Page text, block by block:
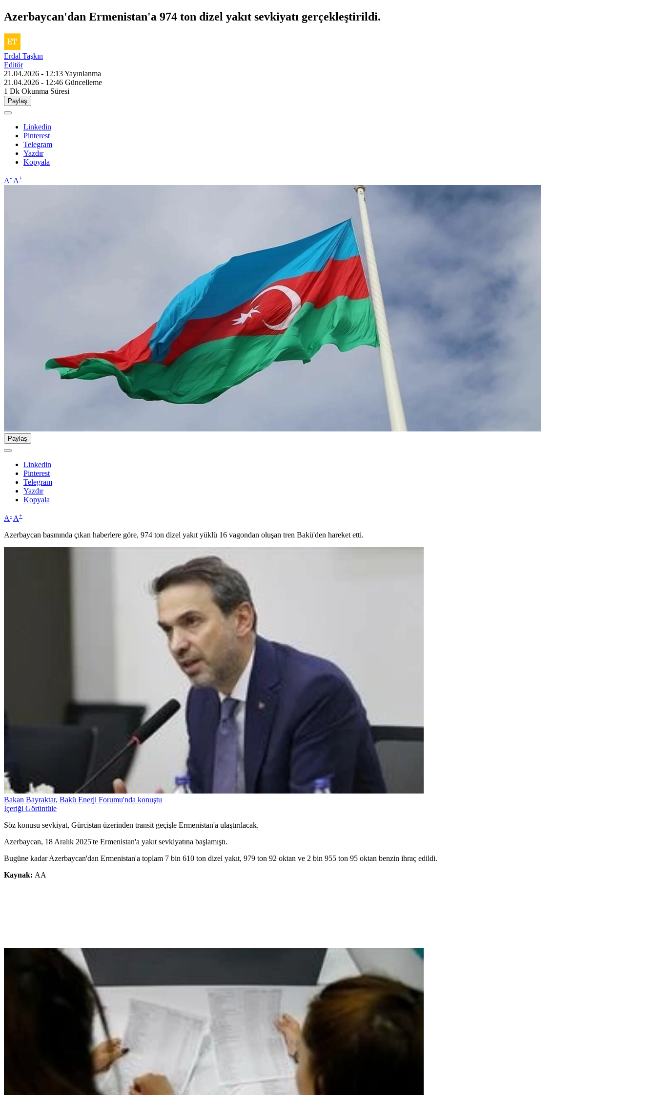
Azerbaycan'dan Ermenistan'a 974 ton dizel yakıt sevkiyatı gerçekleştirildi.
Erdal Taşkın
Editör
21.04.2026 - 12:13Yayınlanma
21.04.2026 - 12:46 Güncelleme
1 Dk Okunma Süresi
Paylaş
Linkedin
Pinterest
Telegram
Yazdır
Kopyala
A- A+
Paylaş
Linkedin
Pinterest
Telegram
Yazdır
Kopyala
A- A+
Azerbaycan basınında çıkan haberlere göre, 974 ton dizel yakıt yüklü 16 vagondan oluşan tren Bakü'den hareket etti.
Bakan Bayraktar, Bakü Enerji Forumu'nda konuştu
İçeriği Görüntüle
Söz konusu sevkiyat, Gürcistan üzerinden transit geçişle Ermenistan'a ulaştırılacak.
Azerbaycan, 18 Aralık 2025'te Ermenistan'a yakıt sevkiyatına başlamıştı.
Bugüne kadar Azerbaycan'dan Ermenistan'a toplam 7 bin 610 ton dizel yakıt, 979 ton 92 oktan ve 2 bin 955 ton 95 oktan benzin ihraç edildi.
Kaynak: AA